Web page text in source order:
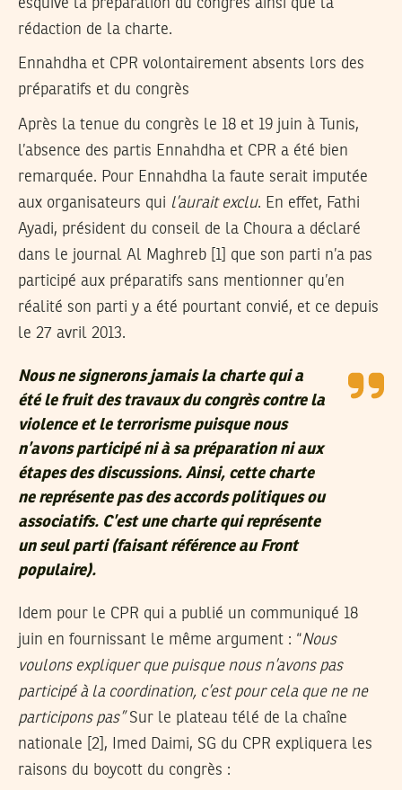
esquivé la préparation du congrès ainsi que la
rédaction de la charte.
Ennahdha et CPR volontairement absents lors des
préparatifs et du congrès
Après la tenue du congrès le 18 et 19 juin à Tunis,
l’absence des partis Ennahdha et CPR a été bien
remarquée. Pour Ennahdha la faute serait imputée
aux organisateurs qui l’aurait exclu. En effet, Fathi
Ayadi, président du conseil de la Choura a déclaré
dans le journal Al Maghreb [1] que son parti n’a pas
participé aux préparatifs sans mentionner qu’en
réalité son parti y a été pourtant convié, et ce depuis
le 27 avril 2013.
Nous ne signerons jamais la charte qui a
été le fruit des travaux du congrès contre la
violence et le terrorisme puisque nous
n’avons participé ni à sa préparation ni aux
étapes des discussions. Ainsi, cette charte
ne représente pas des accords politiques ou
associatifs. C’est une charte qui représente
un seul parti (faisant référence au Front
populaire).
Idem pour le CPR qui a publié un communiqué 18
juin en fournissant le même argument : “Nous
voulons expliquer que puisque nous n’avons pas
participé à la coordination, c’est pour cela que ne ne
participons pas”Sur le plateau télé de la chaîne
nationale [2], Imed Daimi, SG du CPR expliquera les
raisons du boycott du congrès :